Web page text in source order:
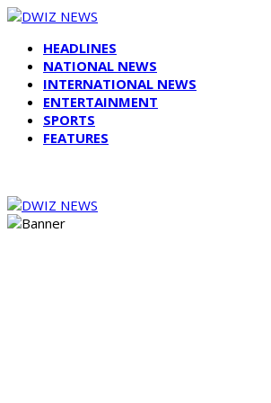
HEADLINES
NATIONAL NEWS
INTERNATIONAL NEWS
ENTERTAINMENT
SPORTS
FEATURES